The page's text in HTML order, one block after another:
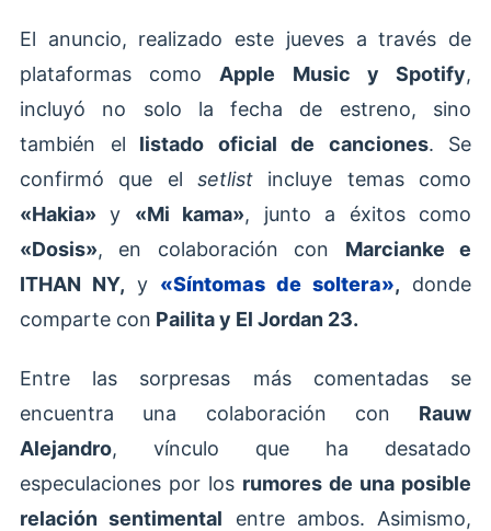
El anuncio, realizado este jueves a través de
plataformas como Apple Music y Spotify,
incluyó no solo la fecha de estreno, sino
también el listado oficial de canciones. Se
confirmó que el setlist incluye temas como
«Hakia» y «Mi kama», junto a éxitos como
«Dosis», en colaboración con Marcianke e
ITHAN NY, y «Síntomas de soltera», donde
comparte con Pailita y El Jordan 23.
Entre las sorpresas más comentadas se
encuentra una colaboración con Rauw
Alejandro, vínculo que ha desatado
especulaciones por los rumores de una posible
relación sentimental entre ambos. Asimismo,